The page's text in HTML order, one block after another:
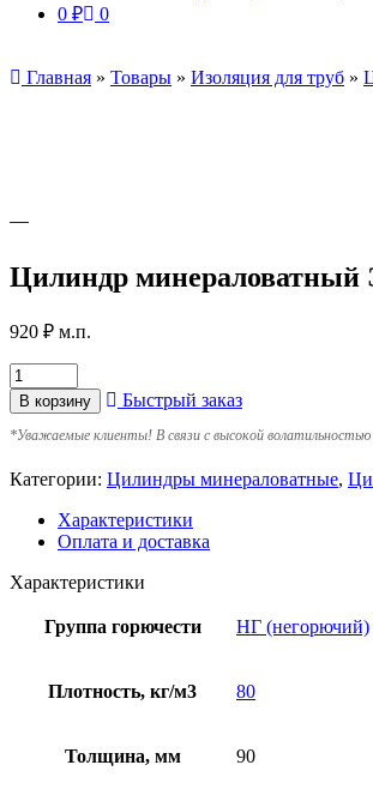
0 ₽ 0
Главная » Товары » Изоляция для труб »
Цилиндр минераловатный
920 ₽ м.п.
В корзину Быстрый заказ
*Уважаемые клиенты! В связи с высокой
Категории: Цилиндры минераловатные,
Характеристики
Оплата и доставка
Характеристики
Группа горючести НГ (негорючий)
Плотность, кг/м3 80
Толщина, мм 90